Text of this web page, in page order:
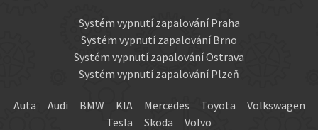
Systém vypnutí zapalování Praha
Systém vypnutí zapalování Brno
Systém vypnutí zapalování Ostrava
Systém vypnutí zapalování Plzeň
Auta Audi BMW KIA Mercedes Toyota
Volkswagen
Tesla
Skoda Volvo